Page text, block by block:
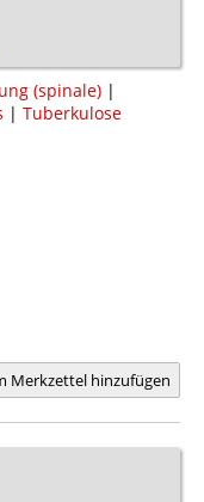
(spinale) |
| Tuberkulose
Merkzettel hinzufügen